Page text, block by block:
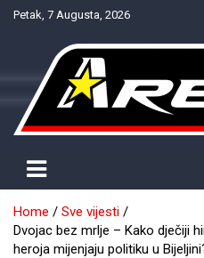
SkipPetak, 7 Augusta, 2026
NTV Arena
Home
Sve vijesti
Dvojac bez mrlje – Kako dječiji
heroja mijenjaju politiku u